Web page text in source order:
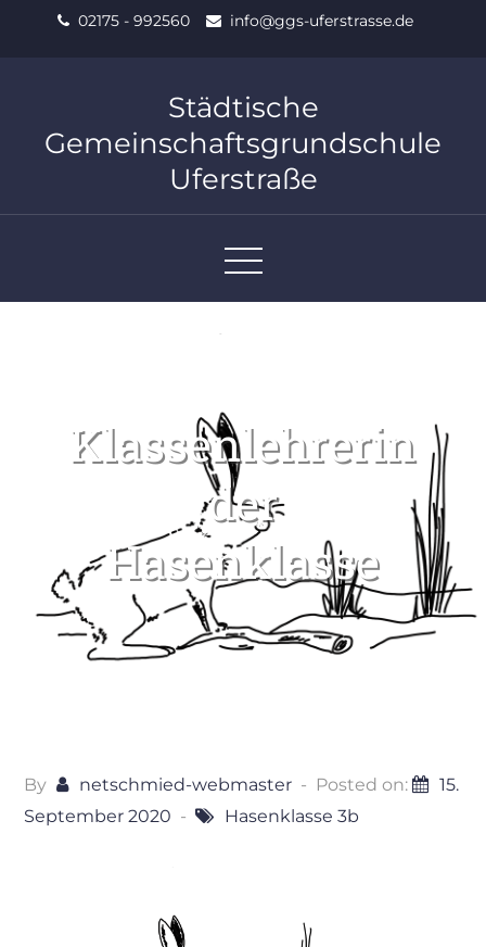
02175 - 992560 info@ggs-uferstrasse.de
Städtische
Gemeinschaftsgrundschule
Uferstraße
Klassenlehrerin
der
Hasenklasse
By netschmied-webmaster Posted on:
15.
September 2020
Hasenklasse 3b